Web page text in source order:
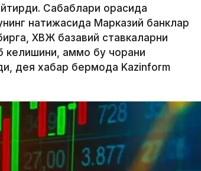
Сабаблари орасида
натижасида Марказий банклар
ХВЖ базавий ставкаларни
келишини, аммо бу чорани
дея хабар бермоқда Kazinform